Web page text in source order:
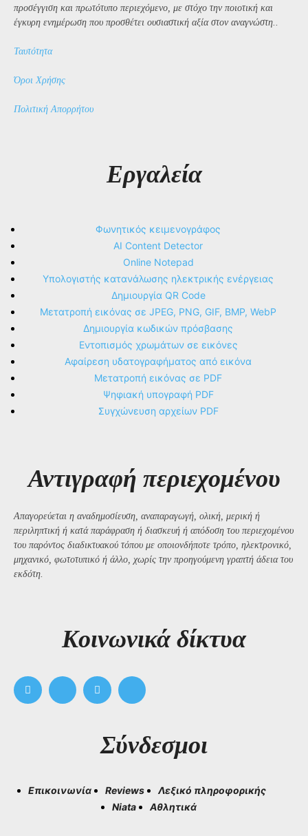
προσέγγιση και πρωτότυπο περιεχόμενο, με στόχο την ποιοτική και
έγκυρη ενημέρωση που προσθέτει ουσιαστική αξία στον αναγνώστη..
Ταυτότητα
Όροι Χρήσης
Πολιτική Απορρήτου
Εργαλεία
Φωνητικός κειμενογράφος
AI Content Detector
Online Notepad
Υπολογιστής κατανάλωσης ηλεκτρικής ενέργειας
Δημιουργία QR Code
Μετατροπή εικόνας σε JPEG, PNG, GIF, BMP, WebP
Δημιουργία κωδικών πρόσβασης
Εντοπισμός χρωμάτων σε εικόνες
Αφαίρεση υδατογραφήματος από εικόνα
Μετατροπή εικόνας σε PDF
Ψηφιακή υπογραφή PDF
Συγχώνευση αρχείων PDF
Αντιγραφή περιεχομένου
Απαγορεύεται η αναδημοσίευση, αναπαραγωγή, ολική, μερική ή
περιληπτική ή κατά παράφραση ή διασκευή ή απόδοση του περιεχομένου
του παρόντος διαδικτυακού τόπου με οποιονδήποτε τρόπο, ηλεκτρονικό,
μηχανικό, φωτοτυπικό ή άλλο, χωρίς την προηγούμενη γραπτή άδεια του
εκδότη.
Kοινωνικά δίκτυα
Σύνδεσμοι
Επικοινωνία Reviews
Λεξικό πληροφορικής
Niata
Αθλητικά